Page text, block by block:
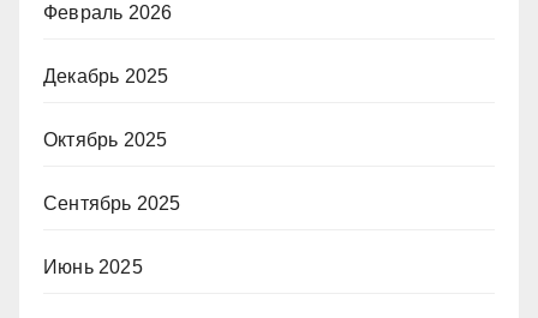
Февраль 2026
Декабрь 2025
Октябрь 2025
Сентябрь 2025
Июнь 2025